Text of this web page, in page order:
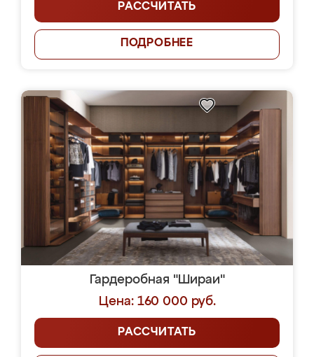
РАССЧИТАТЬ
ПОДРОБНЕЕ
Гардеробная "Шираи"
Цена: 160 000 руб.
РАССЧИТАТЬ